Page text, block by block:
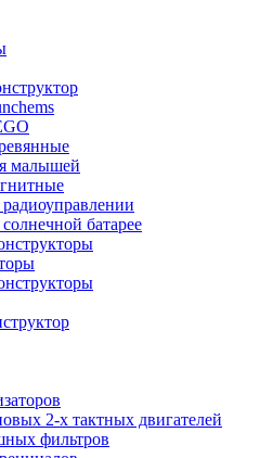
малышей
батарее
2-х тактных двигателей
фильтров